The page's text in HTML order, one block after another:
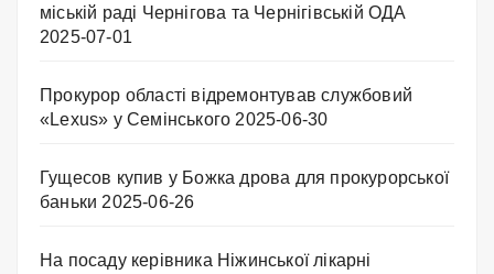
міській раді Чернігова та Чернігівській ОДА
2025-07-01
Прокурор області відремонтував службовий
«Lexus» у Семінського 2025-06-30
Гущесов купив у Божка дрова для прокурорської
баньки 2025-06-26
На посаду керівника Ніжинської лікарні